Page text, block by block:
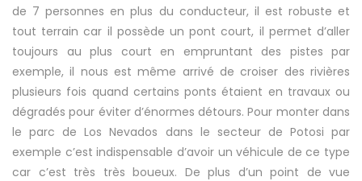
de 7 personnes en plus du conducteur, il est robuste et
tout terrain car il possède un pont court, il permet d’aller
toujours au plus court en empruntant des pistes par
exemple, il nous est même arrivé de croiser des rivières
plusieurs fois quand certains ponts étaient en travaux ou
dégradés pour éviter d’énormes détours. Pour monter dans
le parc de Los Nevados dans le secteur de Potosi par
exemple c’est indispensable d’avoir un véhicule de ce type
car c’est très très boueux. De plus d’un point de vue